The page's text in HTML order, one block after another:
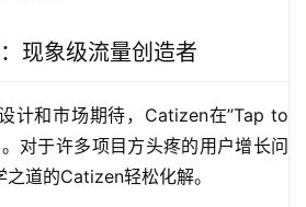
现象级流量创造者
计和市场期待，Catizen在”Tap to
对于许多项目方头疼的用户增长问
道的Catizen轻松化解。